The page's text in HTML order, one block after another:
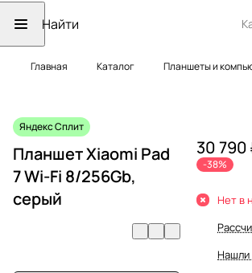
Главная Каталог Планшеты и
Яндекс Сплит
Планшет Xiaomi Pad
7 Wi-Fi 8/256Gb,
серый
30 790
-38%
Нет в
Нашли